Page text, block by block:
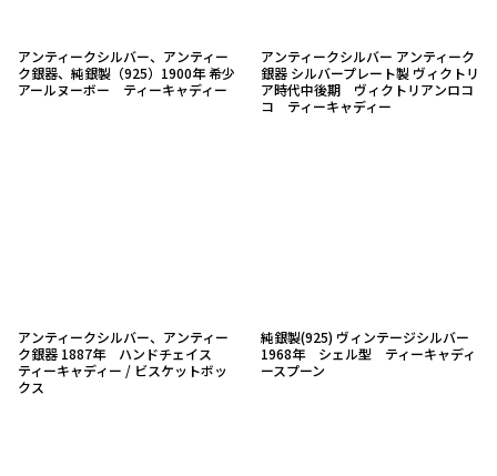
アンティークシルバー、アンティー
ク銀器、純銀製（925）1900年 希少
アールヌーボー ティーキャディー
アンティークシルバー アンティーク
銀器 シルバープレート製 ヴィクトリ
ア時代中後期 ヴィクトリアンロコ
コ ティーキャディー
アンティークシルバー、アンティー
ク銀器 1887年 ハンドチェイス
ティーキャディー / ビスケットボッ
クス
純銀製(925) ヴィンテージシルバー
1968年 シェル型 ティーキャディ
ースプーン